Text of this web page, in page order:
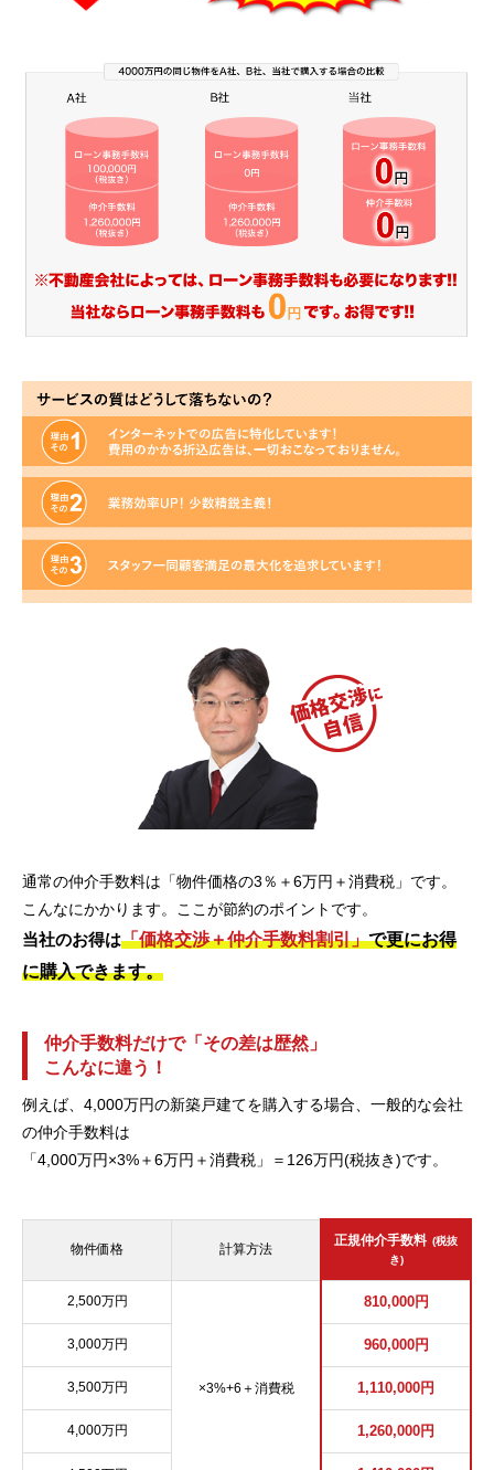
通常の仲介手数料は「物件価格の3％＋6万円＋消費税」です。
こんなにかかります。ここが節約のポイントです。
当社のお得は「価格交渉＋仲介手数料割引」で更にお得
に購入できます。
仲介手数料だけで「その差は歴然」
こんなに違う！
例えば、4,000万円の新築戸建てを購入する場合、一般的な会社
の仲介手数料は
「4,000万円×3%＋6万円＋消費税」＝126万円(税抜き)です。
物件価格 計算方法
正規仲介手数料 (税抜
き)
2,500万円
×3%+6＋消費税
810,000円
3,000万円 960,000円
3,500万円 1,110,000円
4,000万円 1,260,000円